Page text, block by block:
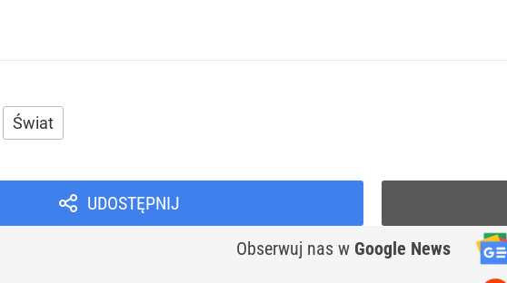
Świat
UDOSTĘPNIJ
Obserwuj nas w Google News